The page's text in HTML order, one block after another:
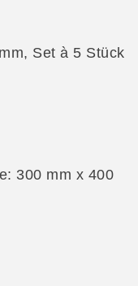
Set à 5 Stück
300 mm x 400